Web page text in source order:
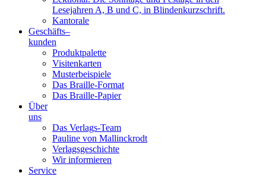
Lesejahren A, B und C, in Blindenkurzschrift.
Kantorale
Geschäfts­–
kunden
Produktpalette
Visitenkarten
Musterbeispiele
Das Braille-Format
Das Braille-Papier
Über
uns
Das Verlags-Team
Pauline von Mallinckrodt
Verlagsgeschichte
Wir informieren
Service